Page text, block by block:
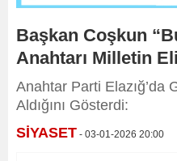
Başkan Coşkun
Anahtarı Milletin
Anahtar Parti Elazığ’da
Aldığını Gösterdi:
SİYASET - 03-01-2026 20:00